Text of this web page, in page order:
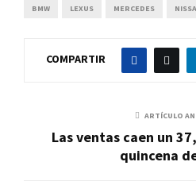
BMW LEXUS MERCEDES
COMPARTIR
ARTÍCULO
Las ventas caen un
quincena